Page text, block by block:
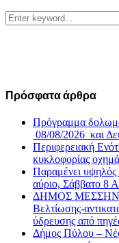
Search
for:
Πρόσφατα άρθρα
Πρόγραμμα
08/08/2026 και
Περιφερειακή
κυκλοφορίας
Παραμένει υψηλός
αύριο, Σάββατο 8
ΔΗΜΟΣ
Βελτίωσης-
ύδρευσης από
Δήμος Πύλου –